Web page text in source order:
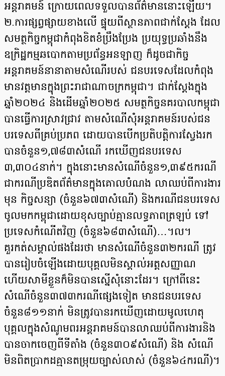
អន្តរាគមន៍ ក្រោយពេលទទួលបានព័ត៌មាននោះឡើយ។
២.ការផ្សព្វផ្សាយខាងលើ ផ្ទុយពីស្ថានភាពជាក់ស្តែង ដែល
សមត្ថកិច្ចកម្ពុជាកំពុងខិតខំប្រឹងប្រែង ប្រយុទ្ធប្រឆាំងនឹង
ឧក្រិដ្ឋកម្មឆបោកតាមប្រព័ន្ធអនឡាញ ក៏ដូចជាកិច្ច
អន្តរាគមន៍នានាតាមសំណើរបស់ ជនបរទេសដែលកំពុង
មានវត្តមានក្នុងព្រះរាជាណាចក្រកម្ពុជា។ ជាក់ស្តែងក្នុង
ឆ្នាំ២០២៤ និងដើមឆ្នាំ២០២៥ សមត្ថកិច្ចនគរបាលកម្ពុជា
បានធ្វើការស្រាវជ្រាវ តាមសំណើសុំអន្តរាគមន៍របស់ជន
បរទេសពីគ្រប់ប្រភព ដោយបានបើកប្រតិបត្តិការស្វែងរក
បានចំនួន១,៧៨៣សំណើ រកឃើញជនបរទេស
៣,៣០៤នាក់។ ក្នុងនោះមានសំណើចំនួន១,៣៩៥ករណី
ជាករណីប្រឌិតព័ត៌មានក្នុងគោលបំណង លាឈប់ពីការងារ
មុន កិច្ចសន្យា (ចំនួន៦៧៣សំណើ) និងករណីជនបរទេស
ចូលមកកម្ពុជាដោយខុសច្បាប់គ្មានលទ្ធភាពត្រឡប់ ទៅ
ប្រទេសកំណើតវិញ (ចំនួន៦៨៣សំណើ)…។ល។
គួរកត់សម្គាល់ផងដែរថា មានសំណើចំនួន៣២ករណី ត្រូវ
បានរៀបចំឡើងដោយបុគ្គលមិនស្គាល់អត្តសញ្ញាណ
ហើយសាមីខ្លួនក៏មិនបានស្នើសុំនោះដែរ។ ក្រៅពីនេះ
សំណើចំនួន៣៧៣ករណីផ្សេងទៀត មានជនបរទេស
ចំនួន៨១១នាក់ មិនត្រូវបានរកឃើញដោយមូលហេតុ
បុគ្គលក្នុងសំណូមពរអន្តរាគមន៍បានលាឈប់ពីការងារនិង
បានចាកចេញពីទីតាំង (ចំនួន៣០៩សំណើ) និង សំណើ
មិនពិតប្រាកដគ្មានតម្រុយច្បាស់លាស់ (ចំនួន៦៤ករណី)។